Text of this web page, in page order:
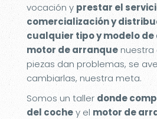
vocación y prestar el
comercialización y
cualquier tipo y modelo
motor de arranquenuestra
piezas dan problemas, se
cambiarlas, nuestra meta.
Somos un taller donde
del cochey el motor de